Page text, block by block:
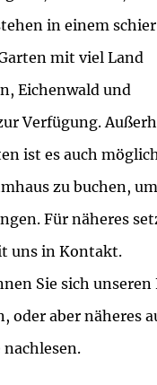
in einem schier
mit viel Land
Eichenwald und
Verfügung.
ist es auch
zu buchen, um
Für näheres
uns in Kontakt.
Sie sich unseren
oder aber näheres